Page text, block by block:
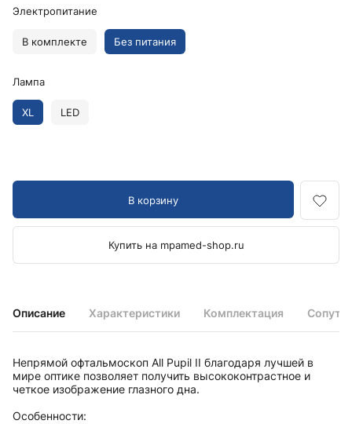
Описание Характеристики Комплектация
Непрямой офтальмоскоп All Pupil II благодаря лучшей в
мире оптике позволяет получить высококонтрастное и
четкое изображение глазного дна.
Особенности:
Электропитание
В комплекте Без питания
Лампа
XL LED
В корзину
Купить на mpamed-shop.ru